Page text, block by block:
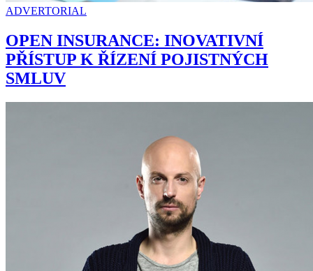
ADVERTORIAL
OPEN INSURANCE: INOVATIVNÍ
PŘÍSTUP K ŘÍZENÍ POJISTNÝCH
SMLUV